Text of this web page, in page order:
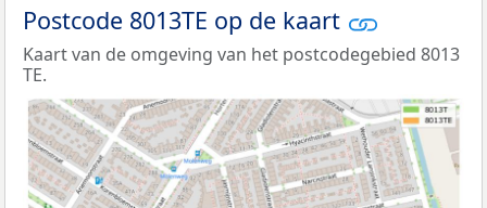
Postcode 8013TE op de kaart
Kaart van de omgeving van het postcodegebied 8013
TE.